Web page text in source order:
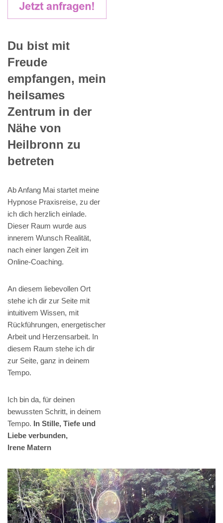
Du bist mit
Freude
empfangen, mein
heilsames
Zentrum in der
Nähe von
Heilbronn zu
betreten
Ab Anfang Mai startet meine
Hypnose Praxisreise, zu der
ich dich herzlich einlade.
Dieser Raum wurde aus
innerem Wunsch Realität,
nach einer langen Zeit im
Online-Coaching.
An diesem liebevollen Ort
stehe ich dir zur Seite mit
intuitivem Wissen, mit
Rückführungen, energetischer
Arbeit und Herzensarbeit. In
diesem Raum stehe ich dir
zur Seite, ganz in deinem
Tempo.
Ich bin da, für deinen
bewussten Schritt, in deinem
Tempo. In Stille, Tiefe und
Liebe verbunden,
Irene Matern